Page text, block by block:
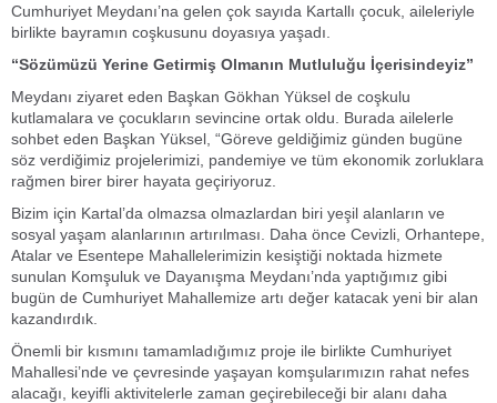
Cumhuriyet Meydanı’na gelen çok sayıda Kartallı çocuk, aileleriyle
birlikte bayramın coşkusunu doyasıya yaşadı.
“Sözümüzü Yerine Getirmiş Olmanın Mutluluğu İçerisindeyiz”
Meydanı ziyaret eden Başkan Gökhan Yüksel de coşkulu
kutlamalara ve çocukların sevincine ortak oldu. Burada ailelerle
sohbet eden Başkan Yüksel, “Göreve geldiğimiz günden bugüne
söz verdiğimiz projelerimizi, pandemiye ve tüm ekonomik zorluklara
rağmen birer birer hayata geçiriyoruz.
Bizim için Kartal’da olmazsa olmazlardan biri yeşil alanların ve
sosyal yaşam alanlarının artırılması. Daha önce Cevizli, Orhantepe,
Atalar ve Esentepe Mahallelerimizin kesiştiği noktada hizmete
sunulan Komşuluk ve Dayanışma Meydanı’nda yaptığımız gibi
bugün de Cumhuriyet Mahallemize artı değer katacak yeni bir alan
kazandırdık.
Önemli bir kısmını tamamladığımız proje ile birlikte Cumhuriyet
Mahallesi’nde ve çevresinde yaşayan komşularımızın rahat nefes
alacağı, keyifli aktivitelerle zaman geçirebileceği bir alanı daha